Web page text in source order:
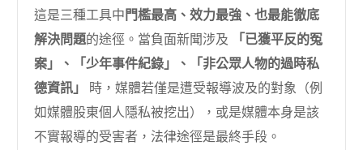
這是三種工具中門檻最高、效力最強、也最能徹底
解決問題的途徑。當負面新聞涉及
「已獲平反的冤
案」、「少年事件紀錄」、「非公眾人物的過時私
德資訊」
時，媒體若僅是遭受報導波及的對象（例
如媒體股東個人隱私被挖出），或是媒體本身是該
不實報導的受害者，法律途徑是最終手段。